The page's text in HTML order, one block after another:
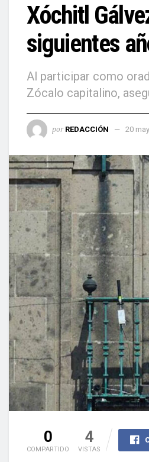
Xóchitl
siguientes
Al participar como
Zócalo capitalino,
por REDACCIÓN 20
0
COMPARTIDO
4
VISTAS